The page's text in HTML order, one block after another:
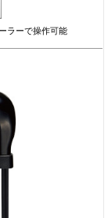
ラーで操作可能